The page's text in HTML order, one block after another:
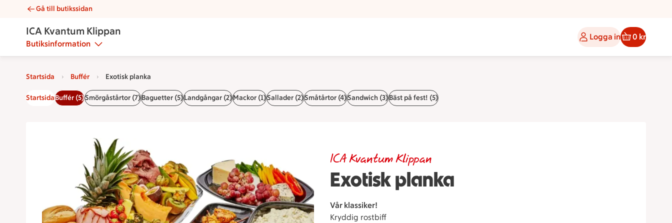
Exotisk planka | Catering ICA Kvantum Klippan
Gå till butikssidan
ICA Kvantum Klippan
Butiksinformation
Logga in 0 kr
Startsida Buffér Exotisk planka
StartsidaBuffér (5)Smörgåstårtor (7)Baguetter (5)Landgångar (2)Mackor (1)Sallader (2)Småtårtor (4)Sandwich (3)Bäst på fest! (5)
Exotisk planka
ICA Kvantum Klippan
Vår klassiker!
Kryddig rostbiff